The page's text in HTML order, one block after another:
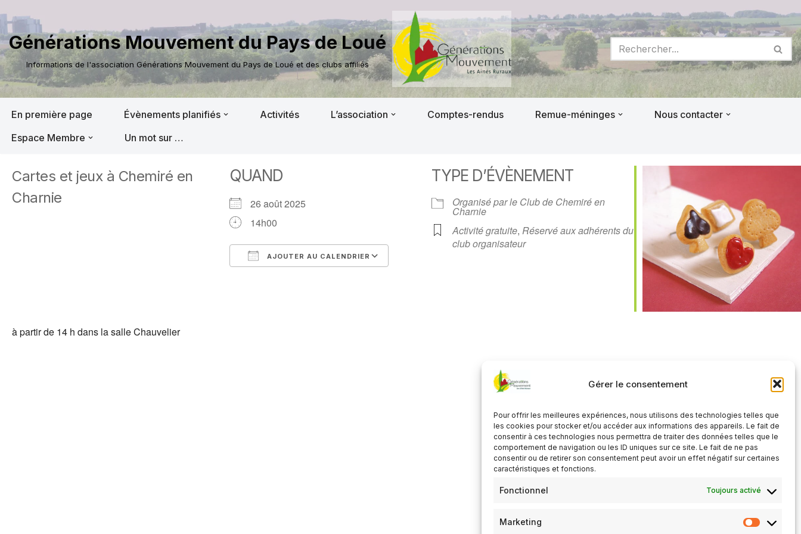
Gérer le consentement
Pour offrir les meilleures expériences, nous utilisons des technologies telles que
les cookies pour stocker et/ou accéder aux informations des appareils. Le fait de
consentir à ces technologies nous permettra de traiter des données telles que le
comportement de navigation ou les ID uniques sur ce site. Le fait de ne pas
consentir ou de retirer son consentement peut avoir un effet négatif sur certaines
caractéristiques et fonctions.
Fonctionnel Toujours activé
Marketing
Aller
au
contenu
Générations Mouvement du Pays de Loué
Informations de l'association Générations Mouvement du Pays de Loué et des clubs affiliés
En première page Évènements planifiés Activités L’association Comptes-rendus Remue-méninges
Nous contacter
Espace Membre
Un mot sur …
Cartes et jeux à Chemiré en
Charnie
QUAND
26 août 2025
14h00
AJOUTER AU CALENDRIER
Office 365
TYPE D’ÉVÈNEMENT
Organisé par le Club de Chemiré en
Charnie
Activité gratuite,Réservé aux adhérents du
club organisateur
à partir de 14 h dans la salle Chauvelier